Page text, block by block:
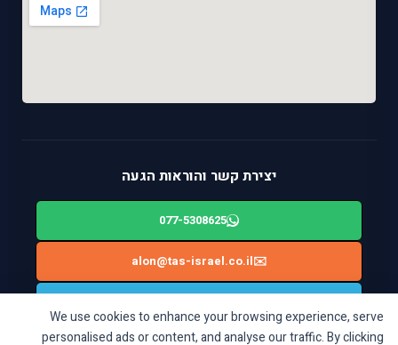
We use cookies to enhance your browsing experience, serve
personalised ads or content, and analyse our traffic. By clicking
יצירת קשר והוראות הגעה
077-5308625
✉️
alon@tas-israel.co.il